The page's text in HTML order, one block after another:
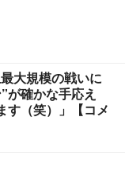
大規模の戦いに
が確かな手応え
す（笑）」【コメ